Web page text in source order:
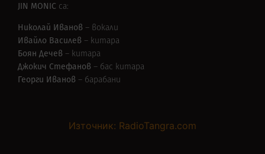
JIN MONIC са:
Николай Иванов – вокали
Ивайло Василев – китара
Боян Дечев – китара
Джокич Стефанов – бас китара
Георги Иванов – барабани
Източник: RadioTangra.com